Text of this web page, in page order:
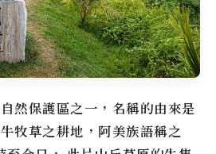
然保護區之一，名稱的由來是
牧草之耕地，阿美族語稱之